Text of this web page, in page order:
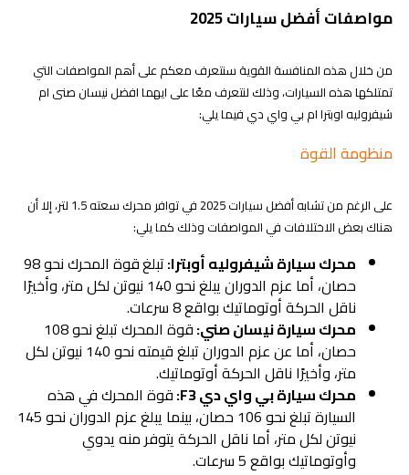
مواصفات أفضل سيارات 2025
من خلال هذه المنافسة القوية سنتعرف معكم على أهم المواصفات التي
تمتلكها هذه السيارات، وذلك لنتعرف معًا على ايهما افضل نيسان صنى ام
شيفروليه اوبترا ام بي واي دي فيما يلي:
منظومة القوة
على الرغم من تشابه أفضل سيارات 2025 في توافر محرك سعته 1.5 لتر، إلا أن
هناك بعض الاختلافات في المواصفات وذلك كما يلي:
محرك سيارة شيفروليه أوبترا:تبلغ
قوة المحرك نحو 98
حصان، أما عزم الدوران يبلغ نحو 140 نيوتن لكل متر، وأخيرًا
ناقل الحركة أوتوماتيك بواقع 8 سرعات.
محرك سيارة نيسان صني:
قوة المحرك تبلغ نحو 108
حصان، أما عن عزم الدوران تبلغ قيمته نحو 140 نيوتن لكل
متر، وأخيرًا ناقل الحركة أوتوماتيك.
محرك سيارة بي واي دي F3:
قوة المحرك في هذه
السيارة تبلغ نحو 106 حصان، بينما يبلغ عزم الدوران نحو 145
نيوتن لكل متر، أما ناقل الحركة يتوفر منه يدوي
وأوتوماتيك بواقع 5 سرعات.